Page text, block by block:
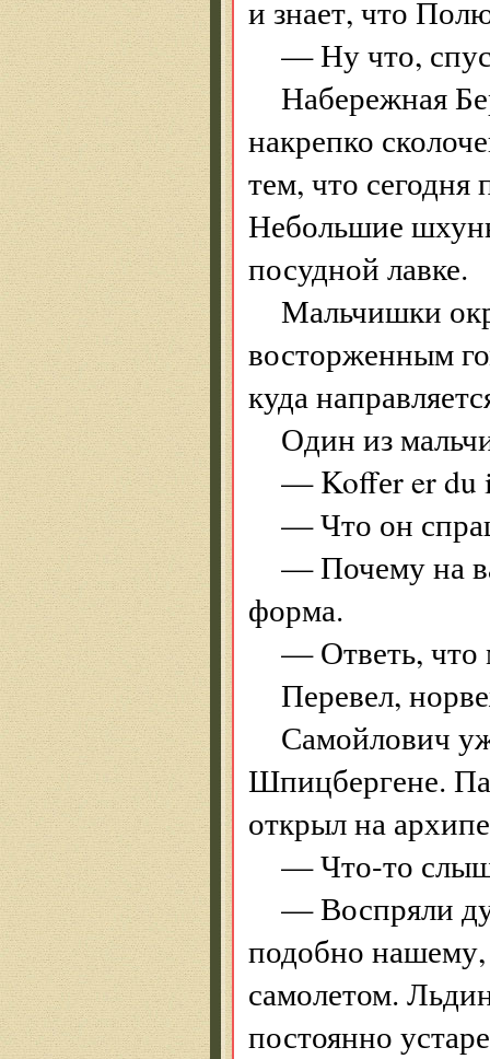
и знает, что
— Ну что,
Набережная
накрепко
тем, что
Небольшие
посудной лавке.
Мальчишки
восторженным
куда
Один из
— Koffеr er
— Что он
— Почему на
форма.
— Ответь, что
Перевел,
Самойлович
Шпицбергене.
открыл на
— Что-то
— Воспряли
подобно
самолетом.
постоянно